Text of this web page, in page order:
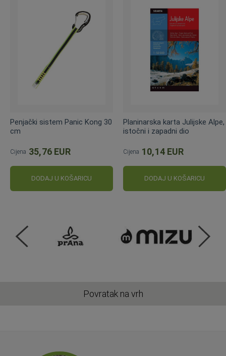
Penjački sistem Panic Kong 30
cm
Cijena 35,76 EUR
DODAJ U KOŠARICU
Planinarska karta Julijske Alpe,
istočni i zapadni dio
Cijena 10,14 EUR
DODAJ U KOŠARICU
Povratak na vrh